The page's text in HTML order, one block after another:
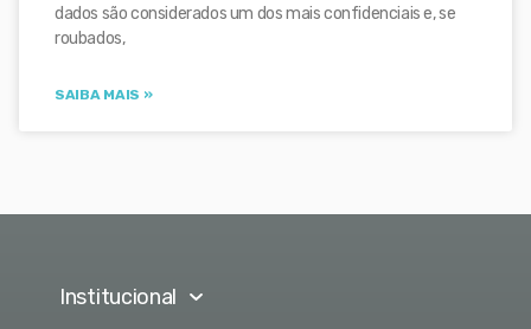
dados são considerados um dos mais confidenciais e, se
roubados,
SAIBA MAIS »
Institucional